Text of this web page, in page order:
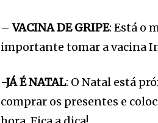
–VACINA DE GRIPE: Está o
importante tomar a vacina
-JÁ É NATAL: O Natal está
comprar os presentes e